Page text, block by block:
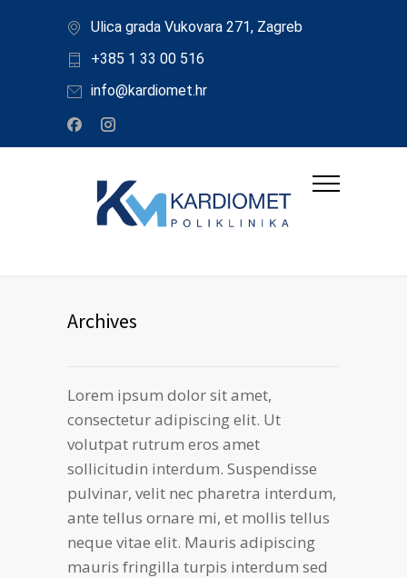
Ulica grada Vukovara 271, Zagreb
+385 1 33 00 516
info@kardiomet.hr
Archives
Lorem ipsum dolor sit amet,
consectetur adipiscing elit. Ut
volutpat rutrum eros amet
sollicitudin interdum. Suspendisse
pulvinar, velit nec pharetra interdum,
ante tellus ornare mi, et mollis tellus
neque vitae elit. Mauris adipiscing
mauris fringilla turpis interdum sed